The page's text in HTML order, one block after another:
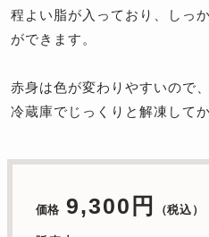
程よい脂が入っており、しっ
ができます。
赤身は色が変わりやすいので
冷蔵庫でじっくりと解凍して
価格 9,300円 （税込）